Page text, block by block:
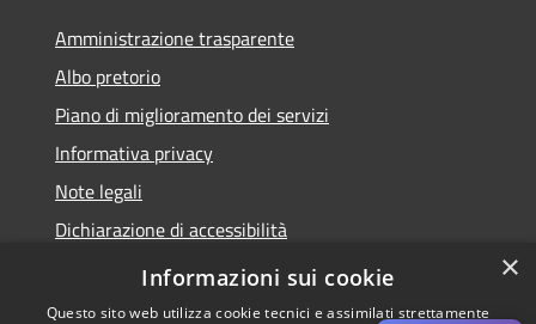
Amministrazione trasparente
Albo pretorio
Piano di miglioramento dei servizi
Informativa privacy
Note legali
Dichiarazione di accessibilità
Obiettivi di accessibilità per l'anno 2025
×
Informazioni sui cookie
Questo sito web utilizza cookie tecnici e assimilati strettamente